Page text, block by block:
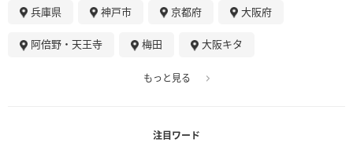
兵庫県 神戸市 京都府 大阪府
阿倍野・天王寺 梅田 大阪キタ
もっと見る
注目ワード